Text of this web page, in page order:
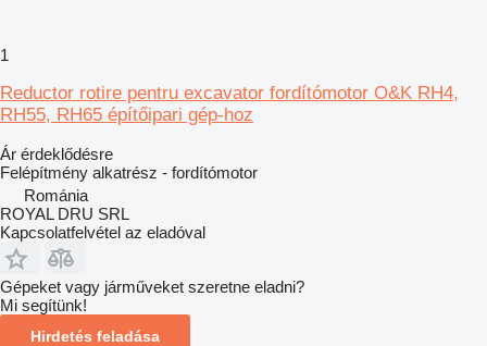
1
Reductor rotire pentru excavator fordítómotor O&K RH4,
RH55, RH65 építőipari gép-hoz
Ár érdeklődésre
Felépítmény alkatrész - fordítómotor
Románia
ROYAL DRU SRL
Kapcsolatfelvétel az eladóval
Gépeket vagy járműveket szeretne eladni?
Mi segítünk!
Hirdetés feladása